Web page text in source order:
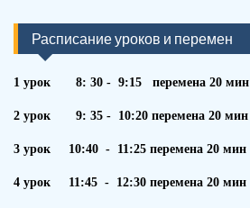
Расписание уроков и перемен
1 урок 8: 30 - 9:15 перемена 20 мин
2 урок 9: 35 - 10:20 перемена 20 мин
3 урок 10:40 - 11:25 перемена 20 мин
4 урок 11:45 - 12:30 перемена 20 мин